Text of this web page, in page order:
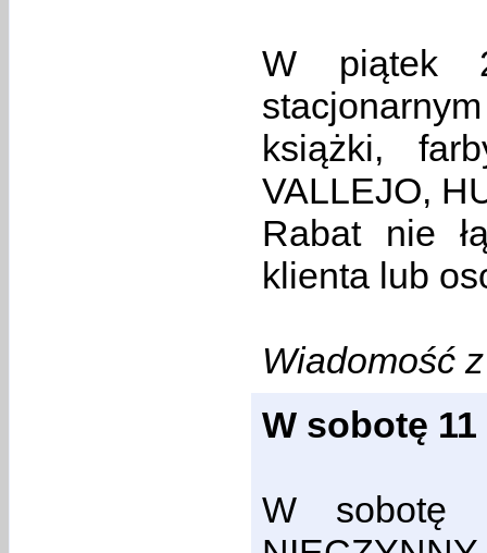
W piątek
książki,
VALLEJO,
Rabat nie
klienta lub
Wiadomość
W sobotę
W sobotę